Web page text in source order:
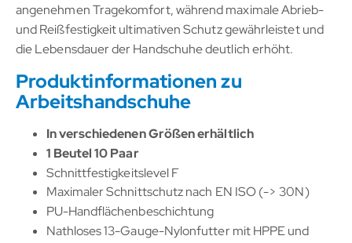
angenehmen Tragekomfort, während maximale Abrieb-
und Reißfestigkeit ultimativen Schutz gewährleistet und
die Lebensdauer der Handschuhe deutlich erhöht.
Produktinformationen zu
Arbeitshandschuhe
In verschiedenen Größen erhältlich
1 Beutel 10 Paar
Schnittfestigkeitslevel F
Maximaler Schnittschutz nach EN ISO (-> 30N)
PU-Handflächenbeschichtung
Nathloses 13-Gauge-Nylonfutter mit HPPE und